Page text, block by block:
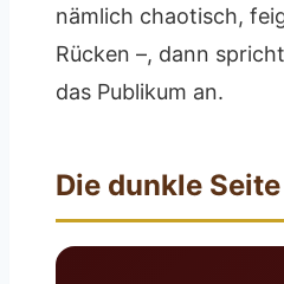
nämlich chaotisch,
Rücken –, dann
das Publikum an.
Die dunkle